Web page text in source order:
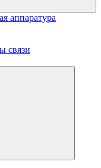
аппаратура
связи